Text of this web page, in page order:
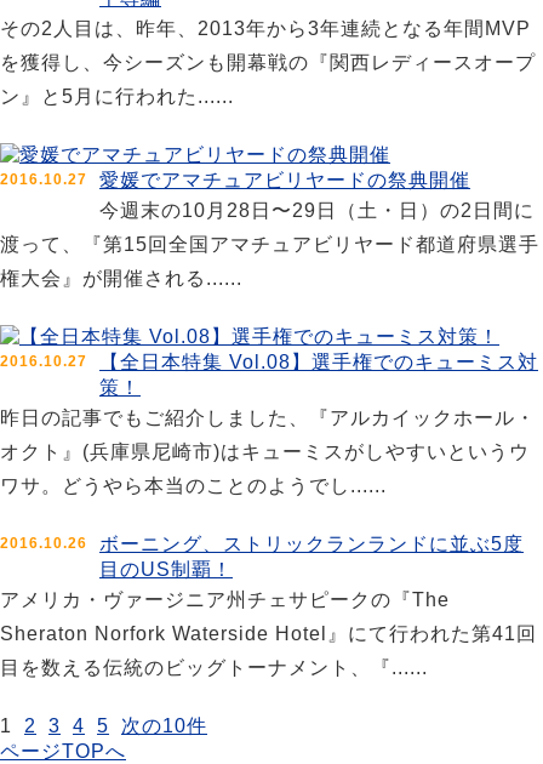
その2人目は、昨年、2013年から3年連続となる年間MVP
を獲得し、今シーズンも開幕戦の『関西レディースオープ
ン』と5月に行われた......
2016.10.27
愛媛でアマチュアビリヤードの祭典開催
今週末の10月28日〜29日（土・日）の2日間に
渡って、『第15回全国アマチュアビリヤード都道府県選手
権大会』が開催される......
2016.10.27
【全日本特集 Vol.08】選手権でのキューミス対
策！
昨日の記事でもご紹介しました、『アルカイックホール・
オクト』(兵庫県尼崎市)はキューミスがしやすいというウ
ワサ。どうやら本当のことのようでし......
2016.10.26
ボーニング、ストリックランランドに並ぶ5度
目のUS制覇！
アメリカ・ヴァージニア州チェサピークの『The
Sheraton Norfork Waterside Hotel』にて行われた第41回
目を数える伝統のビッグトーナメント、『......
1 2 3 4 5
次の10件
ページTOPへ